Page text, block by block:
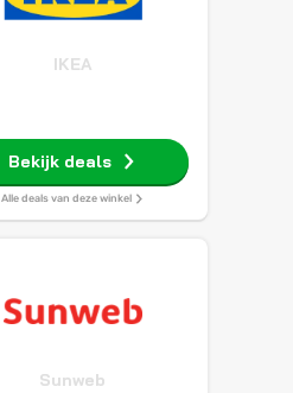
IKEA
Bekijk deals
Alle deals van deze winkel
Sunweb